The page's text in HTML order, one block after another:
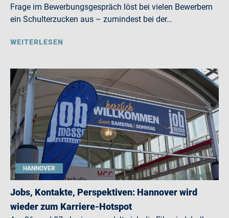
Frage im Bewerbungsgespräch löst bei vielen Bewerbern
ein Schulterzucken aus – zumindest bei der…
WEITERLESEN
HANNOVER
Jobs, Kontakte, Perspektiven: Hannover wird
wieder zum Karriere-Hotspot